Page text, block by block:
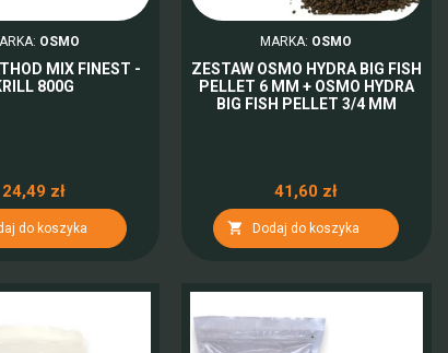
OSMO
MIX FINEST -
800G
24,49 zł
do koszyka
MARKA: OSMO
ZESTAW OSMO HYDRA BIG FISH
PELLET 6 MM + OSMO HYDRA
BIG FISH PELLET 3/4 MM
41,60 zł
 Dodaj do koszyka